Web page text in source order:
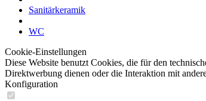
Sanitärkeramik
WC
Cookie-Einstellungen
Diese Website benutzt Cookies, die für den
Direktwerbung dienen oder die Interaktion mit
Konfiguration